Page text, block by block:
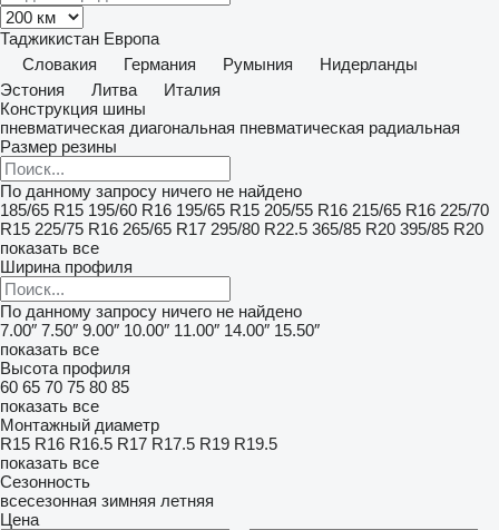
Таджикистан Европа
Словакия
Германия Румыния
Нидерланды
Эстония
Литва
Италия
Конструкция шины
пневматическая диагональная пневматическая радиальная
Размер резины
По данному запросу ничего не найдено
185/65 R15 195/60 R16 195/65 R15 205/55 R16 215/65 R16 225/70
R15 225/75 R16 265/65 R17 295/80 R22.5 365/85 R20 395/85 R20
показать все
Ширина профиля
По данному запросу ничего не найдено
7.00″ 7.50″ 9.00″ 10.00″ 11.00″ 14.00″ 15.50″
показать все
Высота профиля
60 65 70 75 80 85
показать все
Монтажный диаметр
R15 R16 R16.5 R17 R17.5 R19 R19.5
показать все
Сезонность
всесезонная зимняя летняя
Цена